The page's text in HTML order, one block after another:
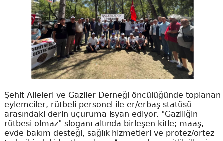
Şehit Aileleri ve Gaziler Derneği öncülüğünde toplanan
eylemciler, rütbeli personel ile er/erbaş statüsü
arasındaki derin uçuruma isyan ediyor. "Gaziliğin
rütbesi olmaz" sloganı altında birleşen kitle; maaş,
evde bakım desteği, sağlık hizmetleri ve protez/ortez